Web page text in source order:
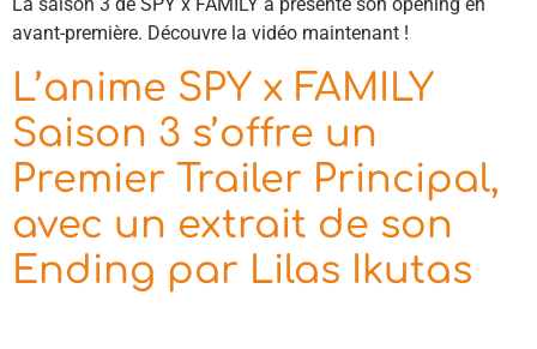
La saison 3 de SPY x FAMILY a présenté son opening en
avant-première. Découvre la vidéo maintenant !
L’anime SPY x FAMILY
Saison 3 s’offre un
Premier Trailer Principal,
avec un extrait de son
Ending par Lilas Ikutas